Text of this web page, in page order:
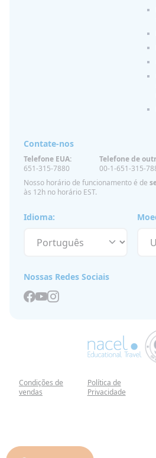
Idioma:
Contate-nos
Telefone EUA:
651-315-7880
Telefone de
00-1-651-315-
Nosso horário de funcionamento é de
às 12h no horário EST.
Nossas Redes Sociais
Condições de
vendas
Política de
Privacidade